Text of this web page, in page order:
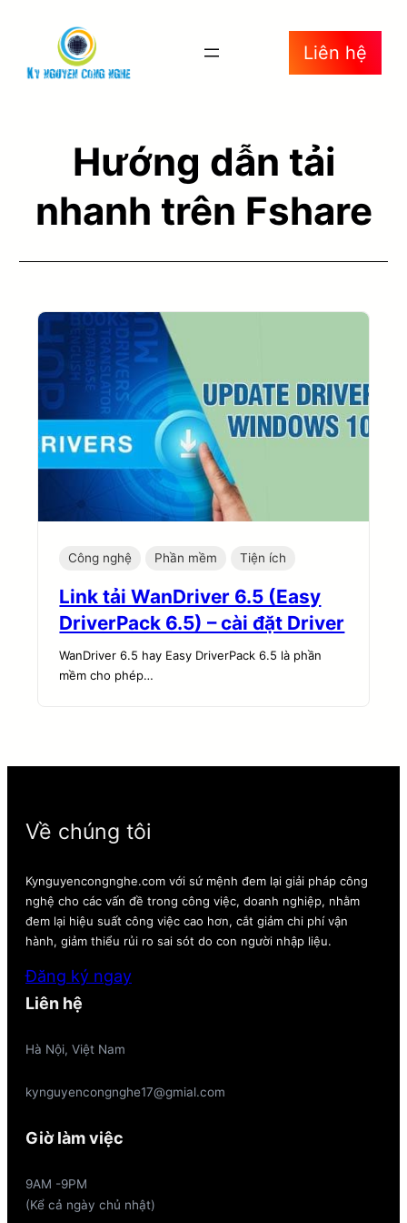
Liên hệ
Hướng dẫn tải
nhanh trên Fshare
Công nghệ Phần mềm Tiện ích
Link tải WanDriver 6.5 (Easy
DriverPack 6.5) – cài đặt Driver
WanDriver 6.5 hay Easy DriverPack 6.5 là phần
mềm cho phép…
Về chúng tôi
Kynguyencongnghe.com với sứ mệnh đem lại giải pháp công
nghệ cho các vấn đề trong công việc, doanh nghiệp, nhằm
đem lại hiệu suất công việc cao hơn, cắt giảm chi phí vận
hành, giảm thiểu rủi ro sai sót do con người nhập liệu.
Đăng ký ngay
Liên hệ
Hà Nội, Việt Nam
kynguyencongnghe17@gmial.com
Giờ làm việc
9AM -9PM
(Kể cả ngày chủ nhật)